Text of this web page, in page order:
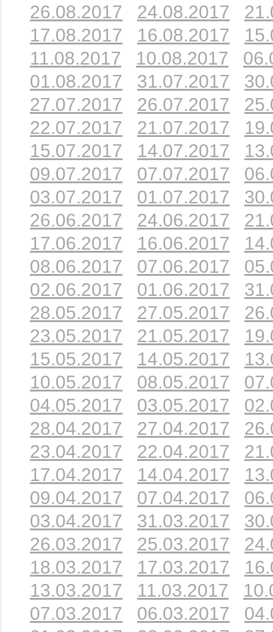
26.08.2017
24.08.2017
17.08.2017
16.08.2017
11.08.2017
10.08.2017
01.08.2017
31.07.2017
27.07.2017
26.07.2017
22.07.2017
21.07.2017
15.07.2017
14.07.2017
09.07.2017
07.07.2017
03.07.2017
01.07.2017
26.06.2017
24.06.2017
17.06.2017
16.06.2017
08.06.2017
07.06.2017
02.06.2017
01.06.2017
28.05.2017
27.05.2017
23.05.2017
21.05.2017
15.05.2017
14.05.2017
10.05.2017
08.05.2017
04.05.2017
03.05.2017
28.04.2017
27.04.2017
23.04.2017
22.04.2017
17.04.2017
14.04.2017
09.04.2017
07.04.2017
03.04.2017
31.03.2017
26.03.2017
25.03.2017
18.03.2017
17.03.2017
13.03.2017
11.03.2017
07.03.2017
06.03.2017